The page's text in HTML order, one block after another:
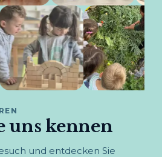
uns kennen
und entdecken Sie